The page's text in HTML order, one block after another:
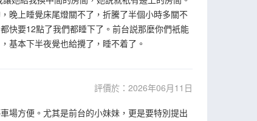
晚上睡覺床尾燈關不了，折騰了半個小時多關不
快要12點了我們都睡下了。前台説那麼你們衹能
基本下半夜覺也給攪了，睡不着了。
評價於：2026年06月11日
場方便。尤其是前台的小妹妹，更是要特別提出